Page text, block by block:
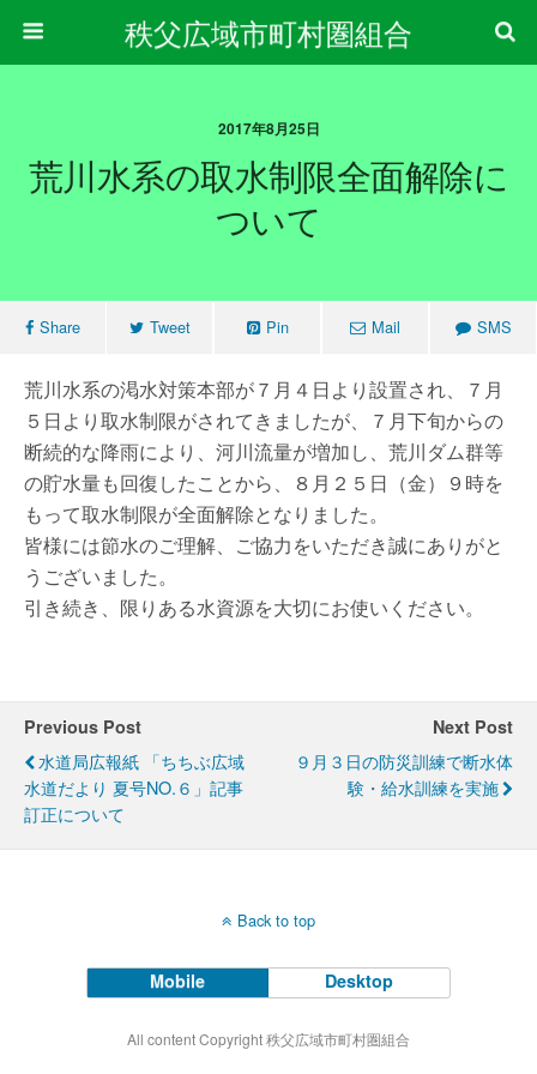
秩父広域市町村圏組合
2017年8月25日
荒川水系の取水制限全面解除に
ついて
Share Tweet Pin Mail SMS
荒川水系の渇水対策本部が７月４日より設置され、７月
５日より取水制限がされてきましたが、７月下旬からの
断続的な降雨により、河川流量が増加し、荒川ダム群等
の貯水量も回復したことから、８月２５日（金）９時を
もって取水制限が全面解除となりました。
皆様には節水のご理解、ご協力をいただき誠にありがと
うございました。
引き続き、限りある水資源を大切にお使いください。
Previous Post
水道局広報紙 「ちちぶ広域
水道だより 夏号NO.６」記事
訂正について
Next Post
９月３日の防災訓練で断水体
験・給水訓練を実施
Back to top
Mobile Desktop
All content Copyright 秩父広域市町村圏組合